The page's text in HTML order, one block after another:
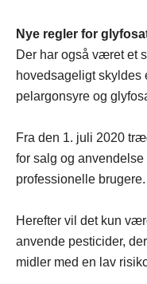
Nye regler for
Der har også været et
hovedsageligt skyldes
pelargonsyre og
Fra den 1. juli 2020
for salg og
professionelle brugere.
Herefter vil det kun
anvende pesticider,
midler med en lav